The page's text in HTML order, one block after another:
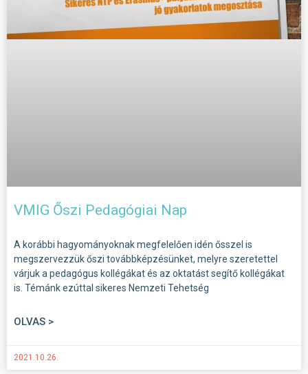
VMIG Őszi Pedagógiai Nap
A korábbi hagyományoknak megfelelően idén ősszel is
megszervezzük őszi továbbképzésünket, melyre szeretettel
várjuk a pedagógus kollégákat és az oktatást segítő kollégákat
is. Témánk ezúttal sikeres Nemzeti Tehetség
OLVAS >
2021.10.26.